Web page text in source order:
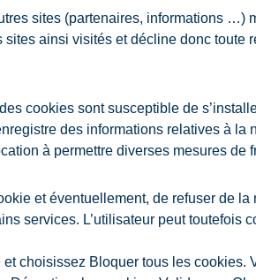
sites (partenaires, informations …)
ainsi visités et décline donc
cookies sont susceptible de
des informations relatives à
à permettre diverses mesures de
et éventuellement, de refuser de
services. L’utilisateur peut
choisissez Bloquer tous les cookies.